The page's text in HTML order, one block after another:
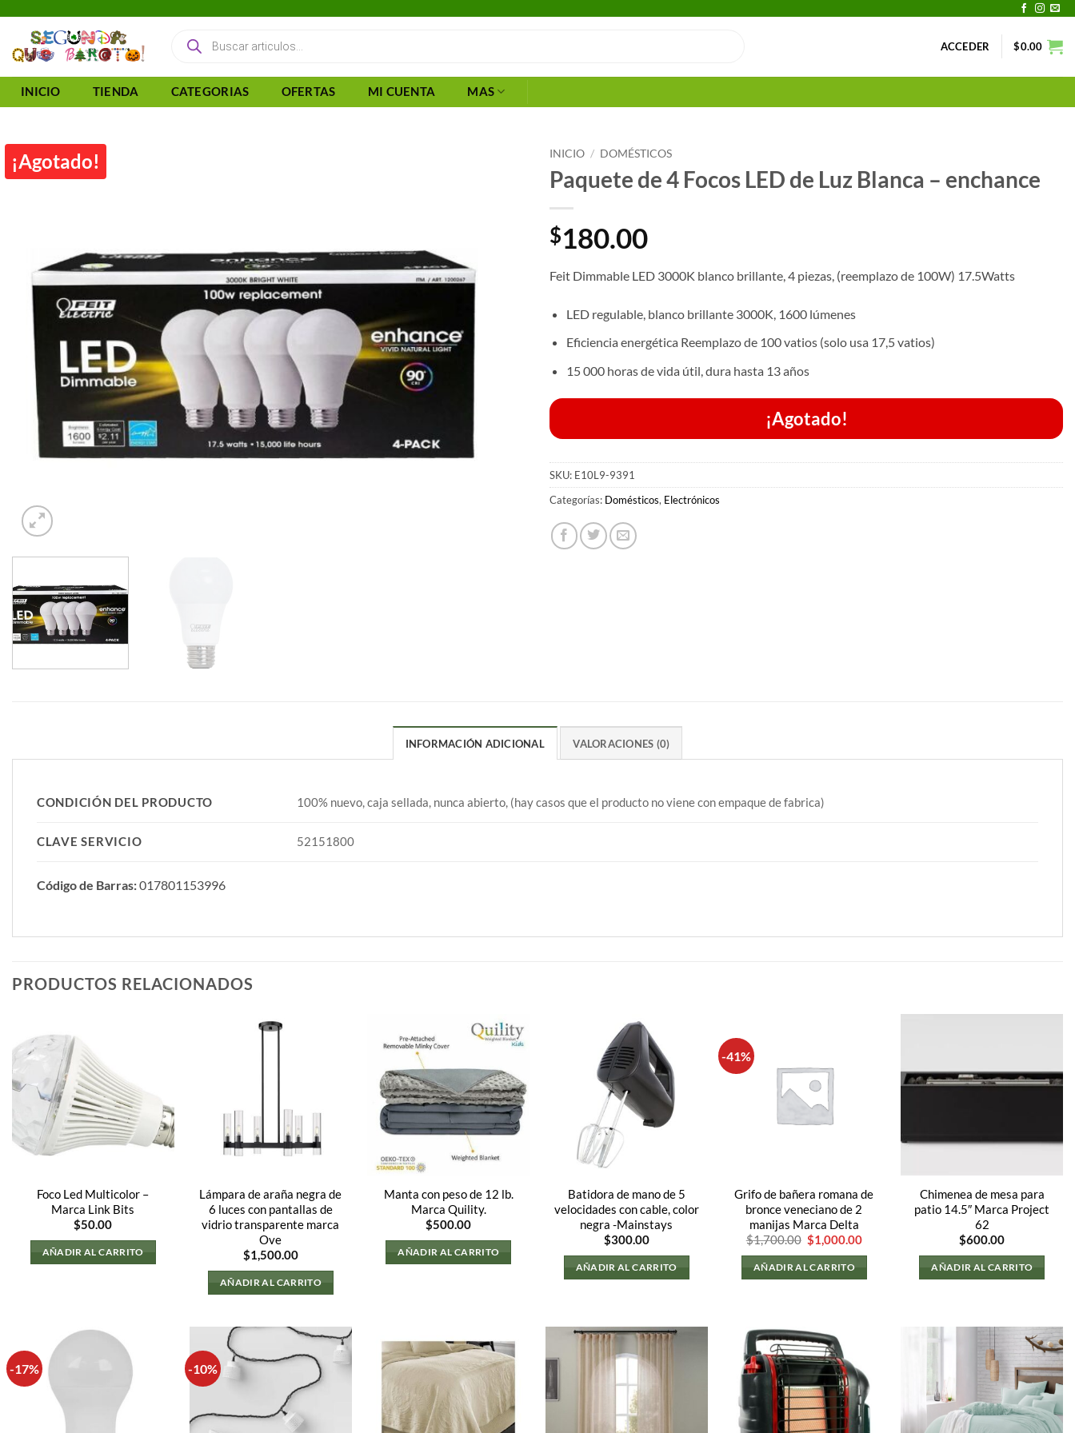
contenido
productos
ACCEDER $0.00
INICIO TIENDA CATEGORIAS OFERTAS MI CUENTA MAS
¡Agotado! INICIO / DOMÉSTICOS
Paquete de 4 Focos LED de Luz Blanca – enchance
$180.00
Feit Dimmable LED 3000K blanco brillante, 4 piezas, (reemplazo de 100W) 17.5Watts
LED regulable, blanco brillante 3000K, 1600 lúmenes
Eficiencia energética Reemplazo de 100 vatios (solo usa 17,5 vatios)
15 000 horas de vida útil, dura hasta 13 años
¡Agotado!
SKU: E10L9-9391
Categorías: Domésticos, Electrónicos
INFORMACIÓN ADICIONAL VALORACIONES (0)
CONDICIÓN DEL PRODUCTO 100% nuevo, caja sellada, nunca abierto, (hay casos que el producto no viene con empaque de fabrica)
CLAVE SERVICIO 52151800
Código de Barras:017801153996
PRODUCTOS RELACIONADOS
Foco Led Multicolor –
Marca Link Bits
$50.00
AÑADIR AL CARRITO
Lámpara de araña negra de
6 luces con pantallas de
vidrio transparente marca
Ove
$1,500.00
AÑADIR AL CARRITO
Manta con peso de 12 lb.
Marca Quility.
$500.00
AÑADIR AL CARRITO
Batidora de mano de 5
velocidades con cable, color
negra -Mainstays
$300.00
AÑADIR AL CARRITO
-41%
Grifo de bañera romana de
bronce veneciano de 2
manijas Marca Delta
$1,700.00 El
precio
original
era:
$1,700.00.
$1,000.00El
$1,000.00.
AÑADIR AL CARRITO
Chimenea de mesa para
patio 14.5″ Marca Project
62
$600.00
AÑADIR AL CARRITO
-17% -10%